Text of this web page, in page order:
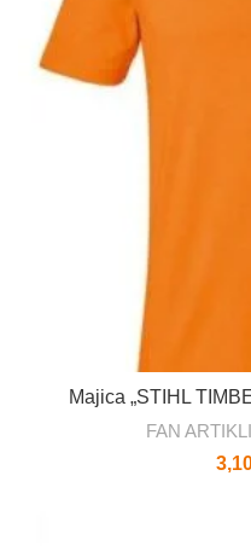
Majica „STIHL
FAN ARTIKLI